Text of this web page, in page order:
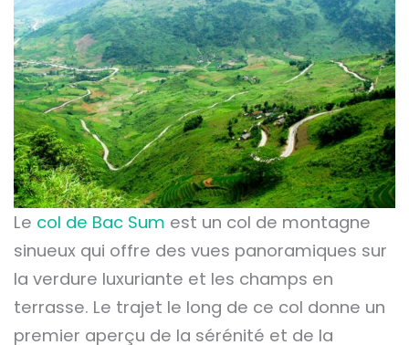
Le col de Bac Sum est un col de montagne
sinueux qui offre des vues panoramiques sur
la verdure luxuriante et les champs en
terrasse. Le trajet le long de ce col donne un
premier aperçu de la sérénité et de la